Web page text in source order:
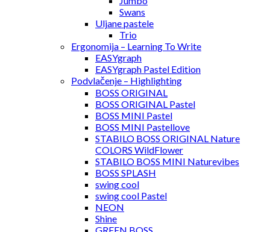
Swans
Uljane pastele
Trio
Ergonomija – Learning To Write
EASYgraph
EASYgraph Pastel Edition
Podvlačenje – Highlighting
BOSS ORIGINAL
BOSS ORIGINAL Pastel
BOSS MINI Pastel
BOSS MINI Pastellove
STABILO BOSS ORIGINAL Nature
COLORS WildFlower
STABILO BOSS MINI Naturevibes
BOSS SPLASH
swing cool
swing cool Pastel
NEON
Shine
GREEN BOSS